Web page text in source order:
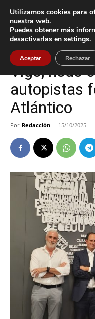
Inicio Vigo
Vigo
Vigo, nodo
autopistas
Atlántico
Por Redacción - 15/10/2025
Utilizamos cookies para
nuestra web.
Puedes obtener más
desactivarlas en settings.
Aceptar Rechazar